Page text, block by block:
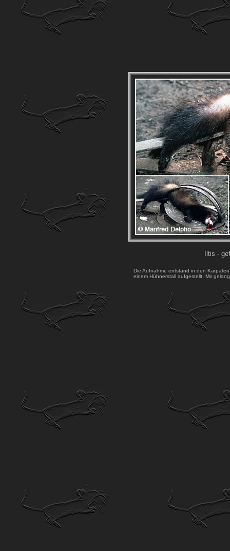
Iltis -
Die Aufnahme entstand in den
einem Hühnerstall aufgestellt. Mir